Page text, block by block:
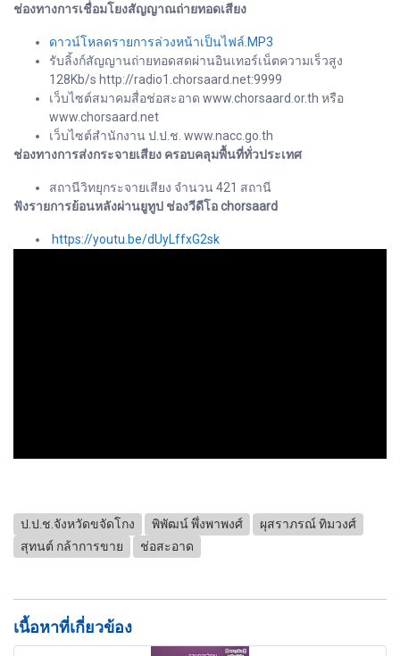
ช่องทางการเชื่อมโยงสัญญาณถ่ายทอดเสียง
ดาวน์โหลดรายการล่วงหน้าเป็นไฟล์.MP3
รับลิ้งก์สัญญานถ่ายทอดสดผ่านอินเทอร์เน็ตความเร็วสูง
128Kb/s http://radio1.chorsaard.net:9999
เว็บไซต์สมาคมสื่อช่อสะอาด www.chorsaard.or.th หรือ
www.chorsaard.net
เว็บไซต์สำนักงาน ป.ป.ช. www.nacc.go.th
ช่องทางการส่งกระจายเสียง ครอบคลุมพื้นที่ทั่วประเทศ
สถานีวิทยุกระจายเสียง จำนวน 421 สถานี
ฟังรายการย้อนหลังผ่านยูทูป ช่องวีดีโอ chorsaard
https://youtu.be/dUyLffxG2sk
ป.ป.ช.จังหวัดขจัดโกง พิพัฒน์ พึ่งพาพงศ์
ผุสราภรณ์ ทิมวงศ์
สุทนต์ กล้าการขาย
ช่อสะอาด
เนื้อหาที่เกี่ยวข้อง